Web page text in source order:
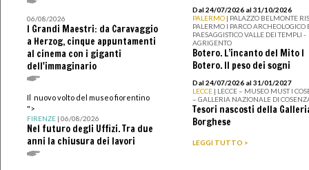
06/08/2026
I Grandi Maestri: da Caravaggio
a Herzog, cinque appuntamenti
al cinema con i giganti
dell'immaginario
Il nuovo volto del museo fiorentino
">
FIRENZE| 06/08/2026
Nel futuro degli Uffizi. Tra due
anni la chiusura dei lavori
Dal 24/07/2026 al 31/10/2026
PALERMO | PALAZZO BELMONTE
PALERMO I PARCO ARCHEOLOGICO
PAESAGGISTICO VALLE DEI TEMPLI -
AGRIGENTO
Botero. L’incanto del Mito I
Botero. Il peso dei sogni
Dal 24/07/2026 al 31/01/2027
LECCE | LECCE – MUSEO MUST I
– GALLERIA NAZIONALE DI
Tesori nascosti della
Borghese
LEGGI TUTTO >